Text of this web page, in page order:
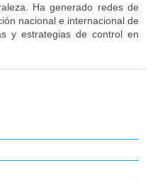
Ha generado redes de
nacional e internacional de
y estrategias de control en